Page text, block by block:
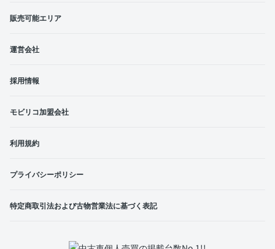
販売可能エリア
運営会社
採用情報
モビリコ加盟会社
利用規約
プライバシーポリシー
特定商取引法および古物営業法に基づく表記